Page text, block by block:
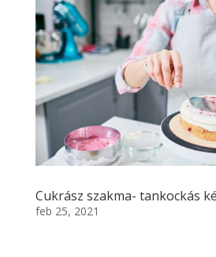
Cukrász szakma- tankockás
feb 25, 2021